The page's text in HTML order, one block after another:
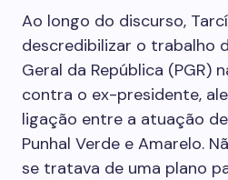
Ao longo do discurso,
descredibilizar o trabalho
Geral da República (PGR)
contra o ex-presidente,
ligação entre a atuação
Punhal Verde e Amarelo.
se tratava de uma plano